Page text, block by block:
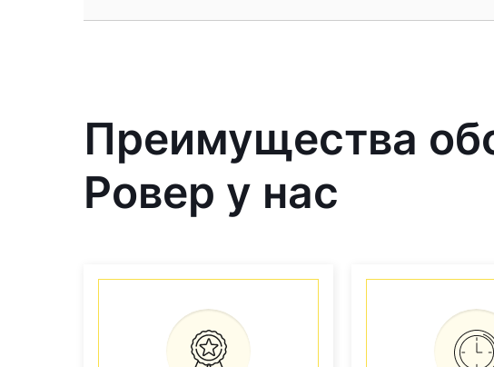
Преимущества
Ровер у нас